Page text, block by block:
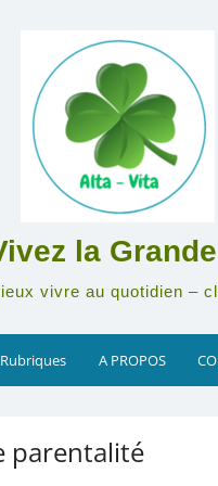
la
vivre au quotidien –
A PROPOS
parentalité